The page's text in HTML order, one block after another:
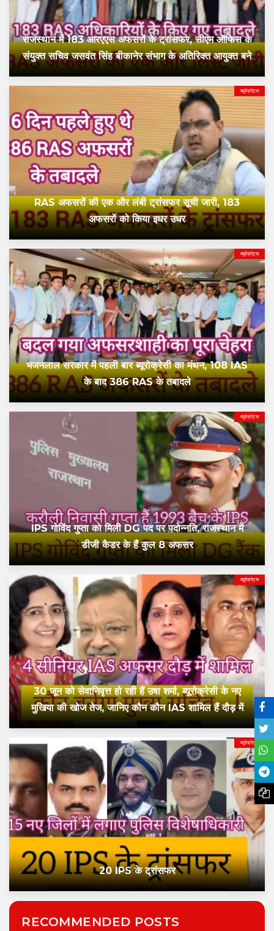
राजस्थान में 183 आरएएस अफसरों के ट्रांसफर, सीएम ऑफिस के
संयुक्त सचिव जसवंत सिंह बीकानेर संभाग के अतिरिक्त आयुक्त बने
ब्यूरोक्रेट्स
RAS अफसरों की एक और लंबी ट्रांसफर सूची जारी, 183
अफसरों को किया इधर उधर
ब्यूरोक्रेट्स
भजनलाल सरकार में पहली बार ब्यूरोक्रेसी का मंथन, 108 IAS
के बाद 386 RAS के तबादले
ब्यूरोक्रेट्स
IPS गोविंद गुप्ता को मिली DG पद पर पदोन्नति, राजस्थान में
डीजी कैडर के हैं कुल 8 अफसर
ब्यूरोक्रेट्स
30 जून को सेवानिवृत्त हो रही हैं उषा शर्मा, ब्यूरोक्रेसी के नए
मुखिया की खोज तेज, जानिए कौन कौन IAS शामिल हैं दौड़ में
ब्यूरोक्रेट्स
20 IPS के ट्रांसफर
RECOMMENDED POSTS